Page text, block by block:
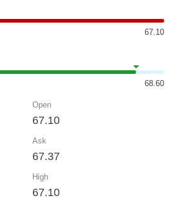
67.10
68.60
Open
67.10
Ask
67.37
High
67.10